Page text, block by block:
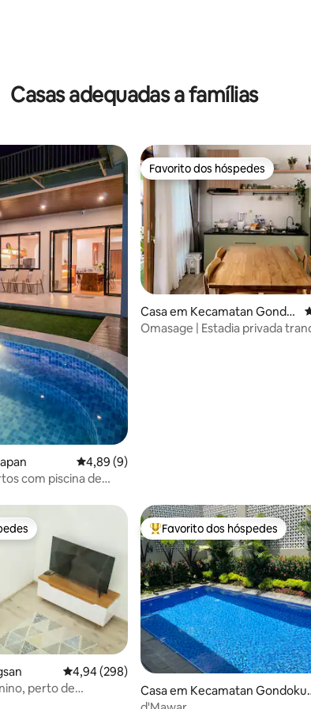
estrelas, 11avaliações
Casas adequadas a famílias
estrelas, 159avaliações
Classificação média de 4,89 em 5 estrelas,
4,89 (9)
com piscina de
Favorito dos hóspedes
Favorito dos hóspedes
Casa em Kecamatan Gondo
kusuman
Omasage | Estadia privada
Classificação média de 4,94 em 5 estrelas,
4,94 (298)
perto de
Favoritos dos hóspedes mais
Favorito dos hóspedes
Casa em Kecamatan
uman